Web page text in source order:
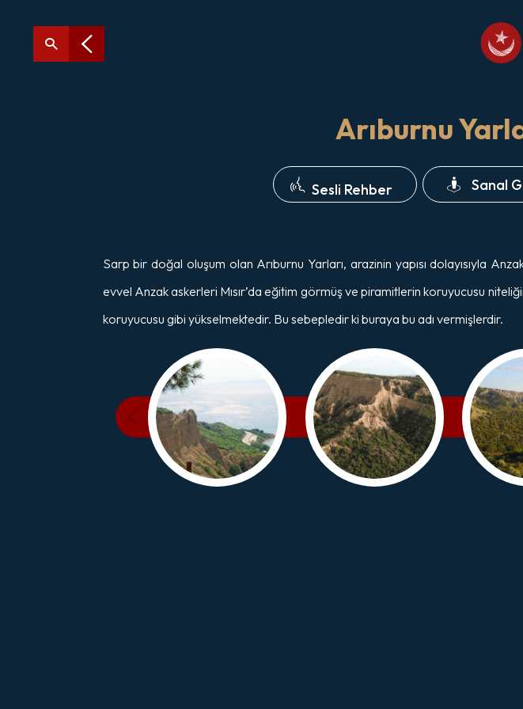
Arıburnu
Sesli Rehber Sanal
Sarp bir doğal oluşum olan Arıburnu Yarları, arazinin yapısı dolayısıyla
evvel Anzak askerleri Mısır’da eğitim görmüş ve piramitlerin koruyucusu
koruyucusu gibi yükselmektedir. Bu sebepledir ki buraya bu adı vermişlerdir.